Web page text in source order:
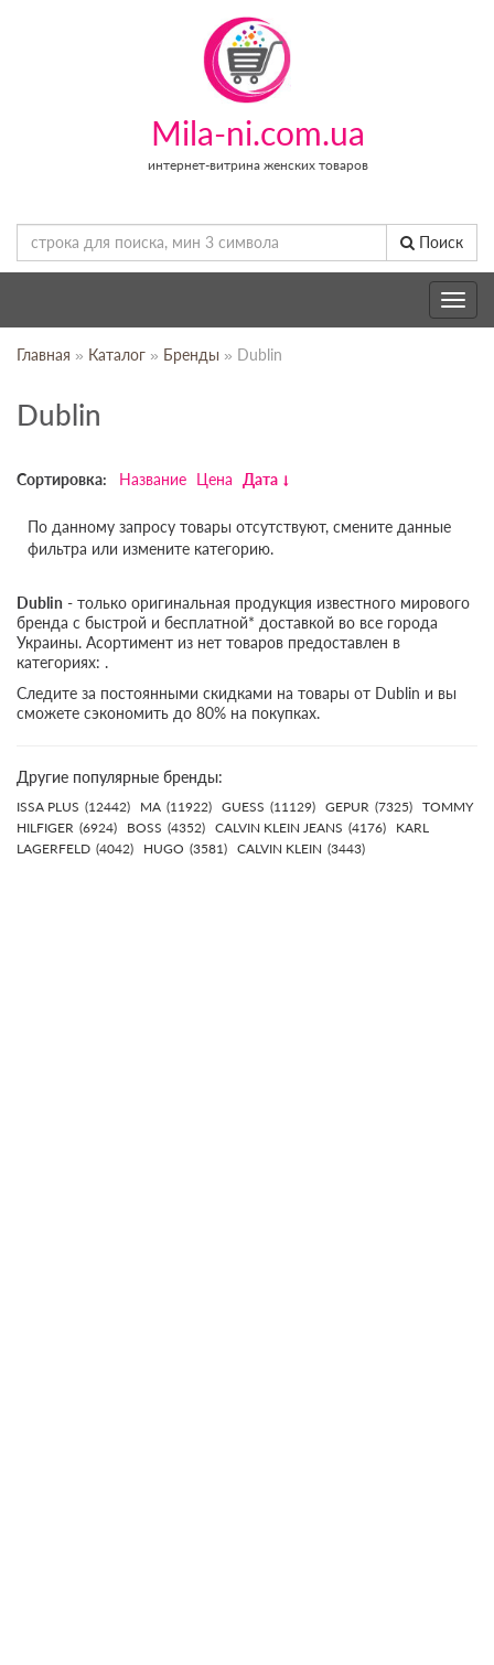
Mila-ni.com.ua
интернет-витрина женских товаров
Поиск
Toggle
Главная » Каталог » Бренды » Dublin
Dublin
Сортировка: Название Цена Дата
По данному запросу товары отсутствуют, смените данные
фильтра или измените категорию.
Dublin - только оригинальная продукция известного мирового
бренда с быстрой и бесплатной* доставкой во все города
Украины. Асортимент из нет товаров предоставлен в
категориях: .
Следите за постоянными скидками на товары от Dublin и вы
сможете сэкономить до 80% на покупках.
Другие популярные бренды:
ISSA PLUS (12442) MA (11922) GUESS (11129) GEPUR (7325) TOMMY
HILFIGER (6924) BOSS (4352) CALVIN KLEIN JEANS (4176)
KARL
LAGERFELD (4042) HUGO (3581) CALVIN KLEIN (3443)